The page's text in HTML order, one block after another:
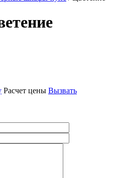
Расчет цены Вызвать